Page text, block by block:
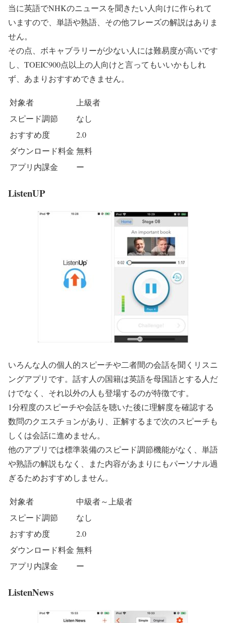
当に英語でNHKのニュースを聞きたい人向けに作られて
いますので、単語や熟語、その他フレーズの解説はありま
せん。
その点、ボキャブラリーが少ない人には難易度が高いです
し、TOEIC900点以上の人向けと言ってもいいかもしれ
ず、あまりおすすめできません。
対象者
上級者
スピード調節
なし
おすすめ度
2.0
ダウンロード料金 無料
アプリ内課金
ー
ListenUP
いろんな人の個人的スピーチや二者間の会話を聞くリスニ
ングアプリです。話す人の国籍は英語を母国語とする人だ
けでなく、それ以外の人も登場するのが特徴です。
1分程度のスピーチや会話を聴いた後に理解度を確認する
数問のクエスチョンがあり、正解するまで次のスピーチも
しくは会話に進めません。
他のアプリでは標準装備のスピード調節機能がなく、単語
や熟語の解説もなく、また内容があまりにもパーソナル過
ぎるためおすすめしません。
対象者
中級者～上級者
スピード調節
なし
おすすめ度
2.0
ダウンロード料金 無料
アプリ内課金
ー
ListenNews